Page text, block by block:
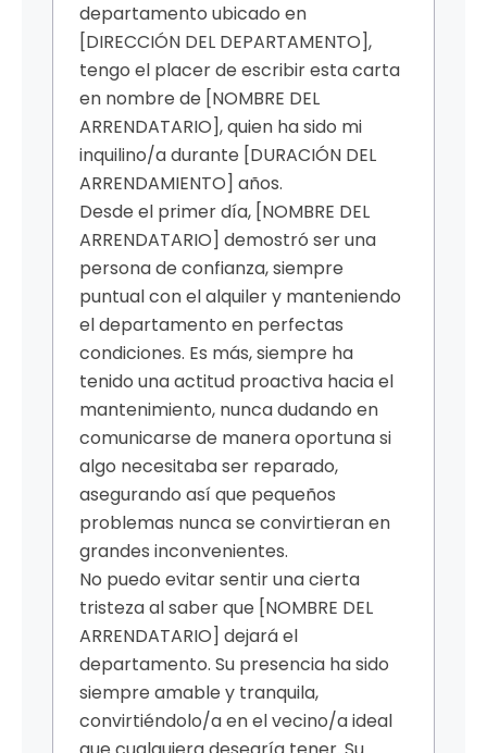
departamento ubicado en
[DIRECCIÓN DEL DEPARTAMENTO],
tengo el placer de escribir esta carta
en nombre de [NOMBRE DEL
ARRENDATARIO], quien ha sido mi
inquilino/a durante [DURACIÓN DEL
ARRENDAMIENTO] años.
Desde el primer día, [NOMBRE DEL
ARRENDATARIO] demostró ser una
persona de confianza, siempre
puntual con el alquiler y manteniendo
el departamento en perfectas
condiciones. Es más, siempre ha
tenido una actitud proactiva hacia el
mantenimiento, nunca dudando en
comunicarse de manera oportuna si
algo necesitaba ser reparado,
asegurando así que pequeños
problemas nunca se convirtieran en
grandes inconvenientes.
No puedo evitar sentir una cierta
tristeza al saber que [NOMBRE DEL
ARRENDATARIO] dejará el
departamento. Su presencia ha sido
siempre amable y tranquila,
convirtiéndolo/a en el vecino/a ideal